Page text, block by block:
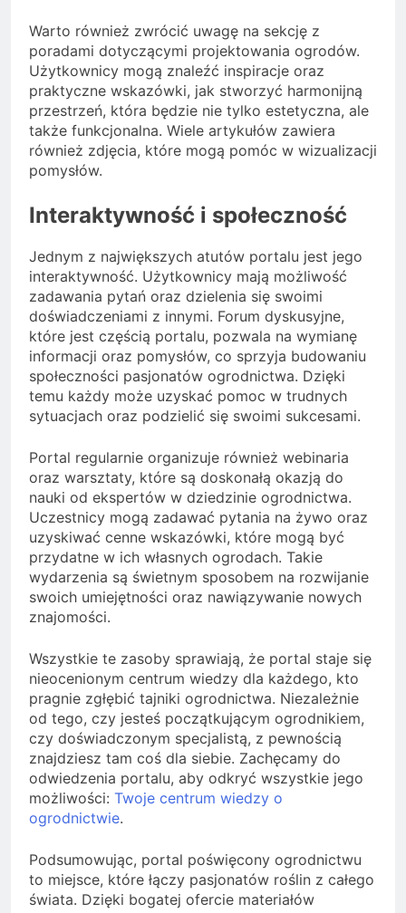
Warto również zwrócić uwagę na sekcję z
poradami dotyczącymi projektowania ogrodów.
Użytkownicy mogą znaleźć inspiracje oraz
praktyczne wskazówki, jak stworzyć harmonijną
przestrzeń, która będzie nie tylko estetyczna, ale
także funkcjonalna. Wiele artykułów zawiera
również zdjęcia, które mogą pomóc w wizualizacji
pomysłów.
Interaktywność i społeczność
Jednym z największych atutów portalu jest jego
interaktywność. Użytkownicy mają możliwość
zadawania pytań oraz dzielenia się swoimi
doświadczeniami z innymi. Forum dyskusyjne,
które jest częścią portalu, pozwala na wymianę
informacji oraz pomysłów, co sprzyja budowaniu
społeczności pasjonatów ogrodnictwa. Dzięki
temu każdy może uzyskać pomoc w trudnych
sytuacjach oraz podzielić się swoimi sukcesami.
Portal regularnie organizuje również webinaria
oraz warsztaty, które są doskonałą okazją do
nauki od ekspertów w dziedzinie ogrodnictwa.
Uczestnicy mogą zadawać pytania na żywo oraz
uzyskiwać cenne wskazówki, które mogą być
przydatne w ich własnych ogrodach. Takie
wydarzenia są świetnym sposobem na rozwijanie
swoich umiejętności oraz nawiązywanie nowych
znajomości.
Wszystkie te zasoby sprawiają, że portal staje się
nieocenionym centrum wiedzy dla każdego, kto
pragnie zgłębić tajniki ogrodnictwa. Niezależnie
od tego, czy jesteś początkującym ogrodnikiem,
czy doświadczonym specjalistą, z pewnością
znajdziesz tam coś dla siebie. Zachęcamy do
odwiedzenia portalu, aby odkryć wszystkie jego
możliwości: Twoje centrum wiedzy o
ogrodnictwie.
Podsumowując, portal poświęcony ogrodnictwu
to miejsce, które łączy pasjonatów roślin z całego
świata. Dzięki bogatej ofercie materiałów